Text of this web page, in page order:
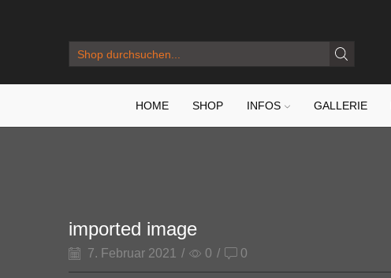
HOME SHOP INFOS GALLERIE
imported image
7. Februar 2021 / 0 / 0